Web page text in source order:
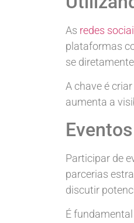
As redes
plataformas
se
A chave é
aumenta a
Participar de
parcerias
discutir
É